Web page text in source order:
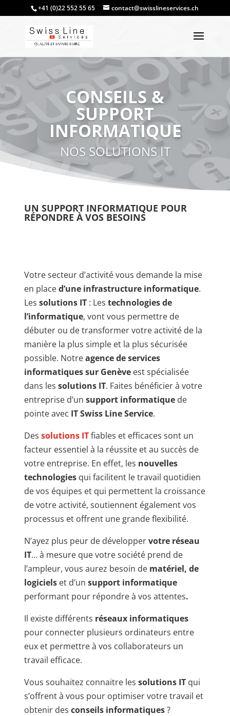
+41 (0)22 552 55 65 contact@swisslineservices.ch
CONSEILS &
SUPPORT
INFORMATIQUE
NOS SOLUTIONS IT
UN SUPPORT INFORMATIQUE POUR
RÉPONDRE À VOS BESOINS
Votre secteur d’activité vous demande la mise
en placed’une infrastructure informatique.
Lessolutions IT : Lestechnologies de
l’informatique, vont vous permettre de
débuter ou de transformer votre activité de la
manière la plus simple et la plus sécurisée
possible. Notreagence de services
informatiques sur Genève est spécialisée
dans lessolutions IT. Faites bénéficier à votre
entreprise d’unsupport informatique de
pointe avec IT Swiss Line Service.
Dessolutions ITfiables et efficaces sont un
facteur essentiel à la réussite et au succès de
votre entreprise. En effet, les nouvelles
technologies qui facilitent le travail quotidien
de vos équipes et qui permettent la croissance
de votre activité, soutiennent également vos
processus et offrent une grande flexibilité.
N’ayez plus peur de développervotre réseau
IT… à mesure que votre société prend de
l’ampleur, vous aurez besoin de matériel, de
logiciels et d’un support informatique
performant pour répondre à vos attentes.
Il existe différents réseaux informatiques
pour connecter plusieurs ordinateurs entre
eux et permettre à vos collaborateurs un
travail efficace.
Vous souhaitez connaitre lessolutions IT qui
s’offrent à vous pour optimiser votre travail et
obtenir desconseils informatiques?